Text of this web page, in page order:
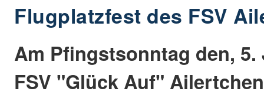
Flugplatzfest des FSV
Am Pfingstsonntag den,
FSV "Glück Auf"